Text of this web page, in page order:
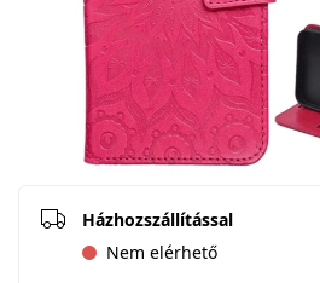
Házhozszállítással
Nem elérhető